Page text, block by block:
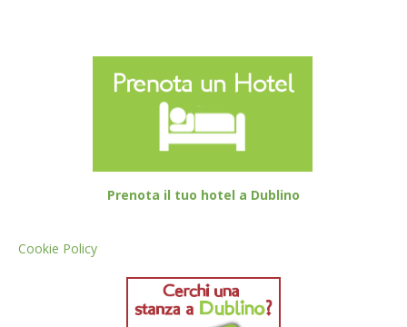
Prenota il tuo hotel a Dublino
Cookie Policy